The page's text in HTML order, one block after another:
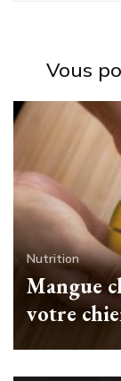
Vous
Nutrition
Mangue
votre